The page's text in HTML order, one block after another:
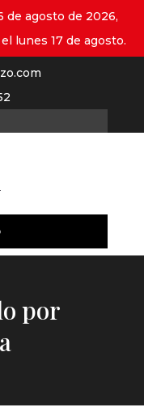
de agosto de 2026,
lunes 17 de agosto.
por